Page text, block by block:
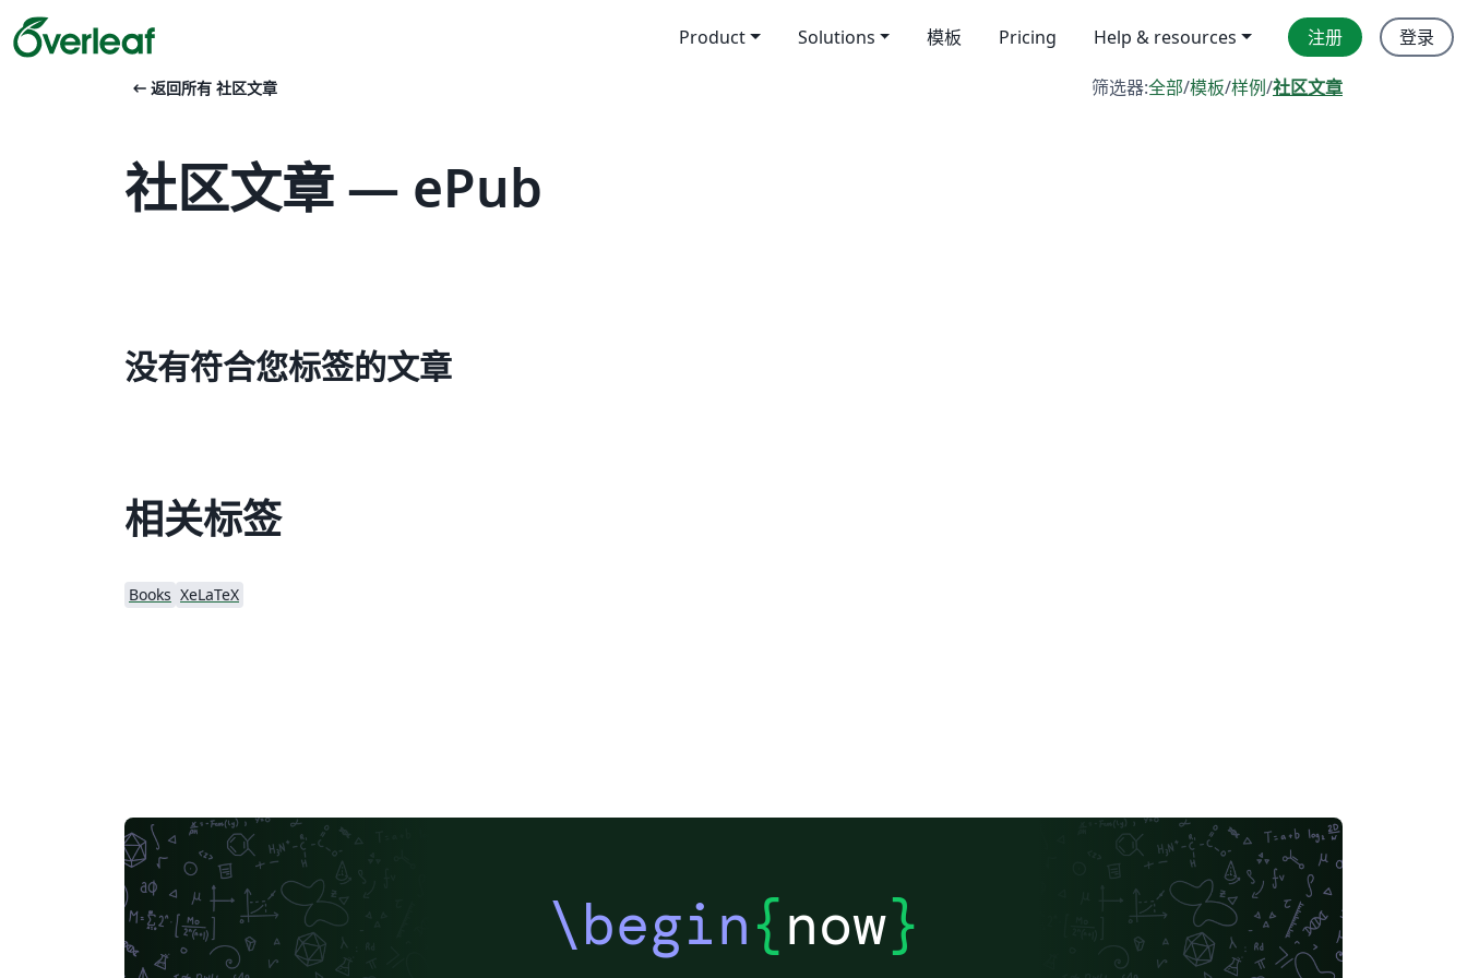
Product Solutions 模板 Pricing Help & resources 注册 登录
arrow_left_alt 返回所有 社区文章 筛选器:全部/模板/样例/社区文章
社区文章 — ePub
没有符合您标签的文章
相关标签
Books XeLaTeX
\begin{now}